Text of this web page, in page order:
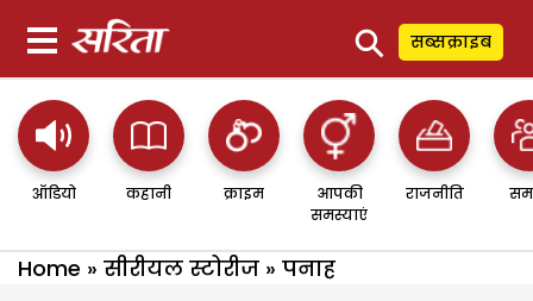
⚲ सब्सक्राइब
ऑडियो कहानी क्राइम
आपकी
समस्याएं
राजनीति
Home » सीरीयल स्टोरीज » पनाह